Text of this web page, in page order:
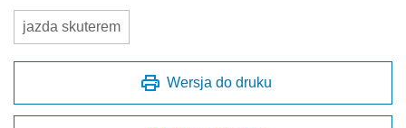
jazda skuterem
Wersja do druku